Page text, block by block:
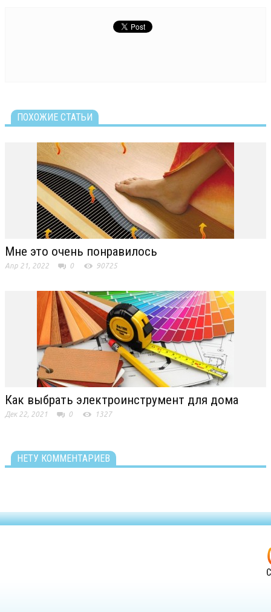
ПОХОЖИЕ СТАТЬИ
Мне это очень понравилось
Апр 21, 2022 0 90725
Как выбрать электроинструмент для дома
Дек 22, 2021 0 1327
НЕТУ КОММЕНТАРИЕВ